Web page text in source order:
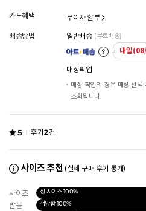
모든 혜택이 적용된 금액으로, 실제 결제 금액
카드혜택 무이자 할부
배송방법 일반배송 (무료배송)
내일
매장픽업
매장 픽업의 경우 매장 선택
조회됩니다.
5 후기2건
사이즈 추천 (실제 구매 후기 통계)
사이즈 정 사이즈100%
발볼 적당함100%